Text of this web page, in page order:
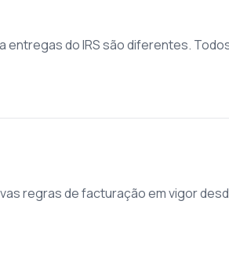
do IRS são diferentes.
regras de facturação em vigor